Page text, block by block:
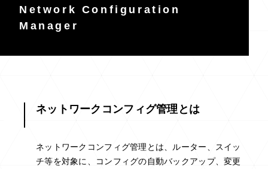
Network Configuration
Manager
ネットワークコンフィグ管理とは
ネットワークコンフィグ管理とは、ルーター、スイッ
チ等を対象に、コンフィグの自動バックアップ、変更